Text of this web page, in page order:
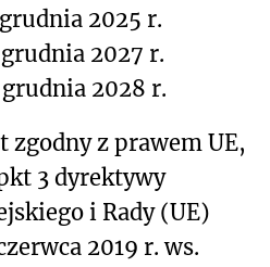
2025 r.
2027 r.
2028 r.
zgodny z prawem UE,
3 dyrektywy
i Rady (UE)
2019 r. ws.